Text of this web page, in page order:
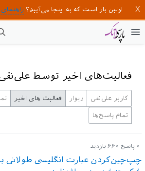
اولین بار است که به اینجا می‌آیید؟
فعالیت‌های اخیر توسط
کاربر علی‌نقی دیوار فعالیت های اخیر
تمام پاسخ‌ها
۰ پاسخ ۶۶۰ بازدید
چپ‌چین‌کردن عبارت انگلیسی طولانی